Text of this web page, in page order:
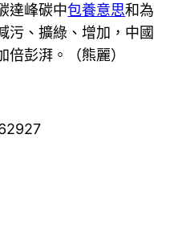
達峰碳中包養意思和為
污、擴綠、增加，中國
彭湃。（熊麗）